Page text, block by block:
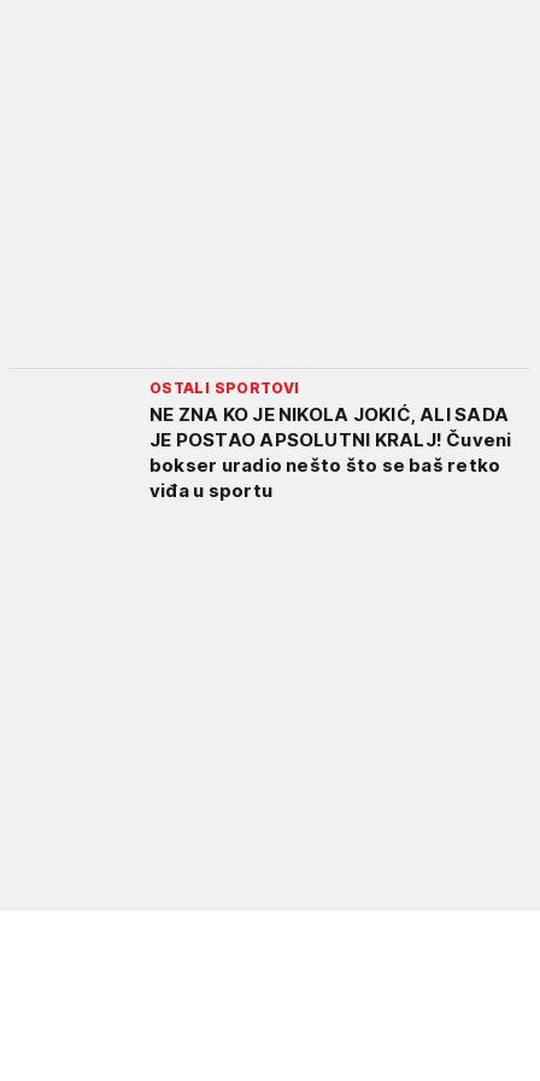
OSTALI SPORTOVI
NE ZNA KO JE NIKOLA JOKIĆ, ALI SADA
JE POSTAO APSOLUTNI KRALJ! Čuveni
bokser uradio nešto što se baš retko
viđa u sportu